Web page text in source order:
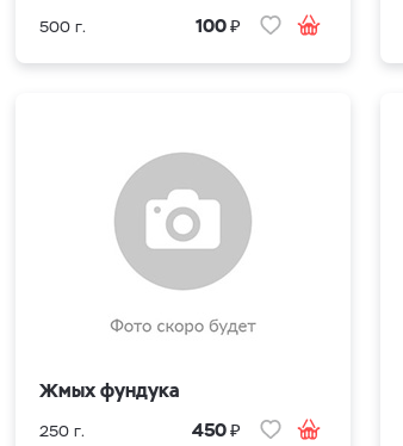
500 г. 100₽
Жмых фундука
250 г. 450₽